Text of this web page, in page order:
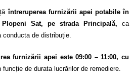
întreruperea furnizării apei potabile în
Sat, pe strada Principală, ca
de distribuție.
furnizării apei este 09:00 – 11:00, cu
funcție de durata lucrărilor de remediere.